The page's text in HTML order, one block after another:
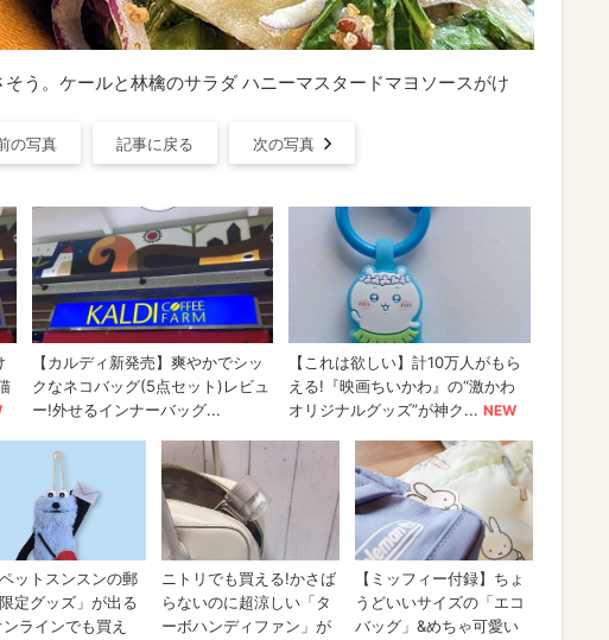
う。ケールと林檎のサラダ ハニーマスタードマヨソースがけ
の写真 記事に戻る 次の写真